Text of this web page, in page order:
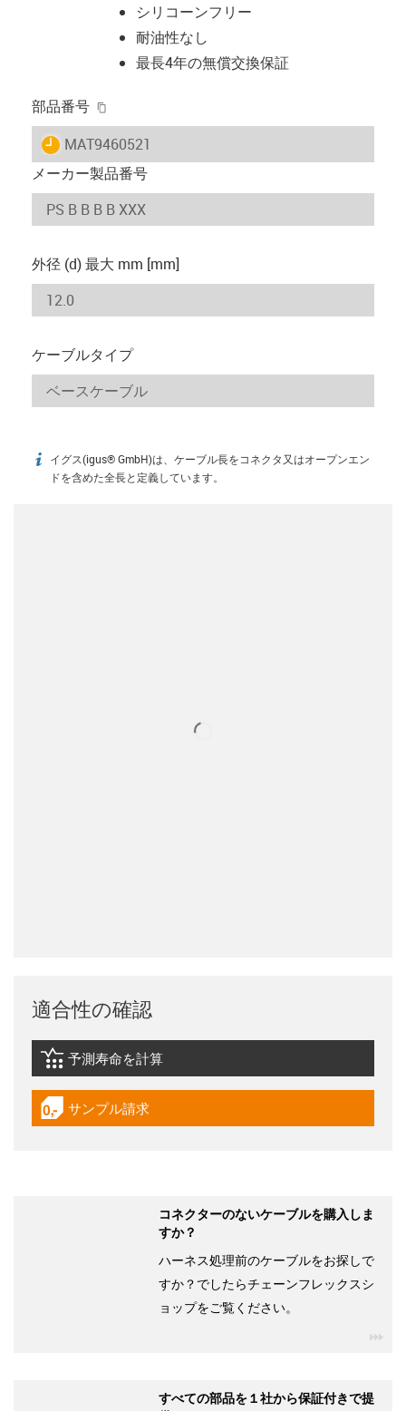
シリコーンフリー
耐油性なし
最長4年の無償交換保証
部品番号
igus-icon-lieferzeit
MAT9460521
メーカー製品番号
外径 (d) 最大 mm [mm]
ケーブルタイプ
igus-icon-info
イグス(igus® GmbH)は、ケーブル長をコネクタ又はオープンエン
ドを含めた全長と定義しています。
適合性の確認
igus-icon-lebensdauerrechner
予測寿命を計算
igus-icon-gratismuster
サンプル請求
コネクターのないケーブルを購入しま
すか？
ハーネス処理前のケーブルをお探しで
すか？でしたらチェーンフレックスシ
ョップをご覧ください。
すべての部品を１社から保証付きで提